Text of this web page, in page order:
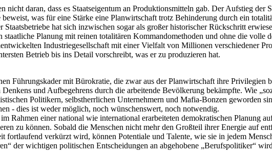
nicht daran, dass es Staatseigentum an Produktionsmitteln gab. Der Aufstieg der
was für eine Stärke eine Planwirtschaft trotz Behinderung durch ein
hat sich inzwischen sogar als großer historischer Rückschritt
staatliche Planung mit reinen totalitären Kommandomethoden und ohne die
Industriegesellschaft mit einer Vielfalt von Millionen verschiedener
Betrieb bis ins Detail vorschreibt, was er zu produzieren hat.
Führungskader mit Bürokratie, die zwar aus der Planwirtschaft ihre Privilegien
und Aufbegehrens durch die arbeitende Bevölkerung bekämpfte. Wie
Politikern, selbstherrlichen Unternehmern und Mafia-Bonzen geworden
- dies ist weder möglich, noch wünschenswert, noch notwendig.
Rahmen einer national wie international erarbeiteten demokratischen Planung
zu können. Sobald die Menschen nicht mehr den Großteil ihrer Energie auf
fortlaufend verkürzt wird, können Potentiale und Talente, wie sie in jedem
der wichtigen politischen Entscheidungen an abgehobene „Berufspolitiker“